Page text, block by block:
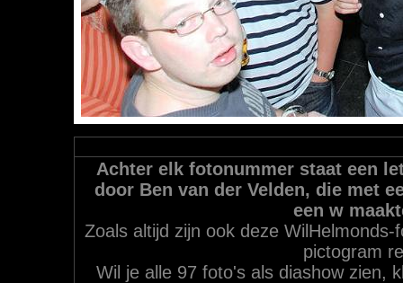
Achter elk fotonummer staat een
door Ben van der Velden, die met
een w
Zoals altijd zijn ook deze
pictogram
Wil je alle 97 foto's als diashow zien,